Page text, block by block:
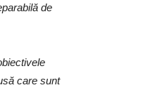
de
care sunt